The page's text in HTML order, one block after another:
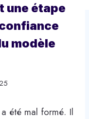
une étape
modèle
été mal formé. Il